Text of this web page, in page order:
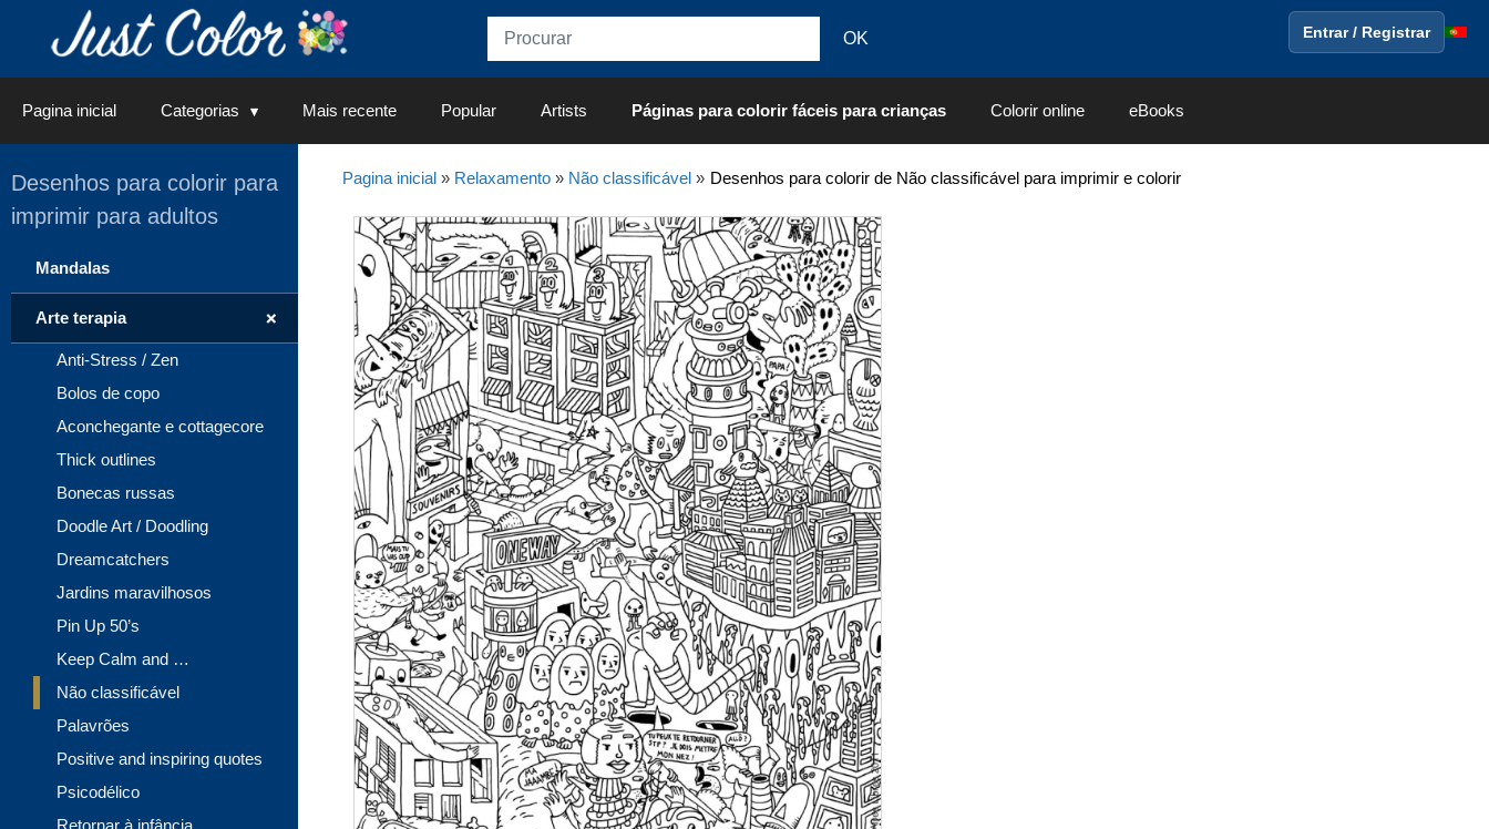
Entrar / Registrar
Pagina inicial Categorias Mais recente Popular Artists Páginas para colorir fáceis para crianças Colorir online eBooks
Pagina inicial» Relaxamento» Não classificável» Desenhos para colorir de Não classificável para imprimir e colorir
Desenhos para colorir para
imprimir para adultos
Mandalas
+
Arte terapia
Anti-Stress / Zen
Bolos de copo
Aconchegante e cottagecore
Thick outlines
Bonecas russas
Doodle Art / Doodling
Dreamcatchers
Jardins maravilhosos
Pin Up 50’s
Keep Calm and …
Não classificável
Palavrões
Positive and inspiring quotes
Psicodélico
Retornar à infância